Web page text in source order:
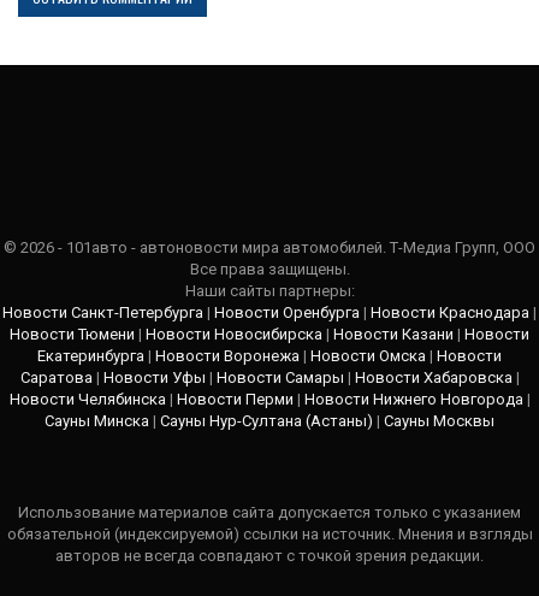
© 2026 - 101авто - автоновости мира автомобилей. Т-Медиа Групп, ООО
Все права защищены.
Наши сайты партнеры:
Новости Санкт-Петербурга | Новости Оренбурга | Новости Краснодара |
Новости Тюмени | Новости Новосибирска | Новости Казани | Новости
Екатеринбурга | Новости Воронежа | Новости Омска | Новости
Саратова| Новости Уфы | Новости Самары | Новости Хабаровска|
Новости Челябинска| Новости Перми | Новости Нижнего Новгорода|
Сауны Минска | Сауны Нур-Султана (Астаны) | Сауны Москвы
Использование материалов сайта допускается только с указанием
обязательной (индексируемой) ссылки на источник. Мнения и взгляды
авторов не всегда совпадают с точкой зрения редакции.